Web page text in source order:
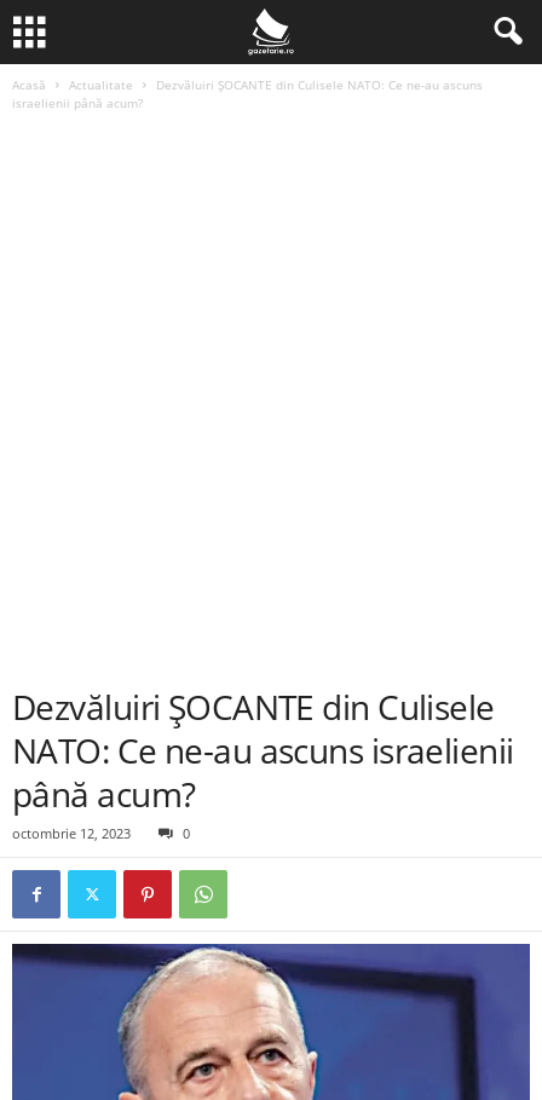
Acasă Actualitate
Dezvăluiri ȘOCANTE din Culisele NATO: Ce ne-au ascuns
israelienii până acum?
Dezvăluiri ȘOCANTE din Culisele
NATO: Ce ne-au ascuns israelienii
până acum?
octombrie 12, 2023 0